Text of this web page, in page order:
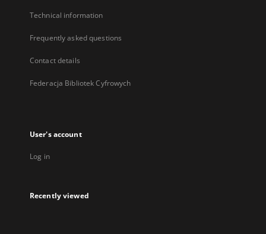
Technical information
Frequently asked questions
Contact details
Federacja Bibliotek Cyfrowych
User's account
Log in
Recently viewed